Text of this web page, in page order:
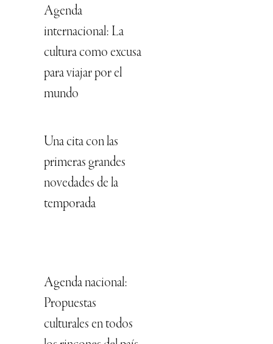
Agenda
internacional: La
cultura como excusa
para viajar por el
mundo
Una cita con las
primeras grandes
novedades de la
temporada
Agenda nacional:
Propuestas
culturales en todos